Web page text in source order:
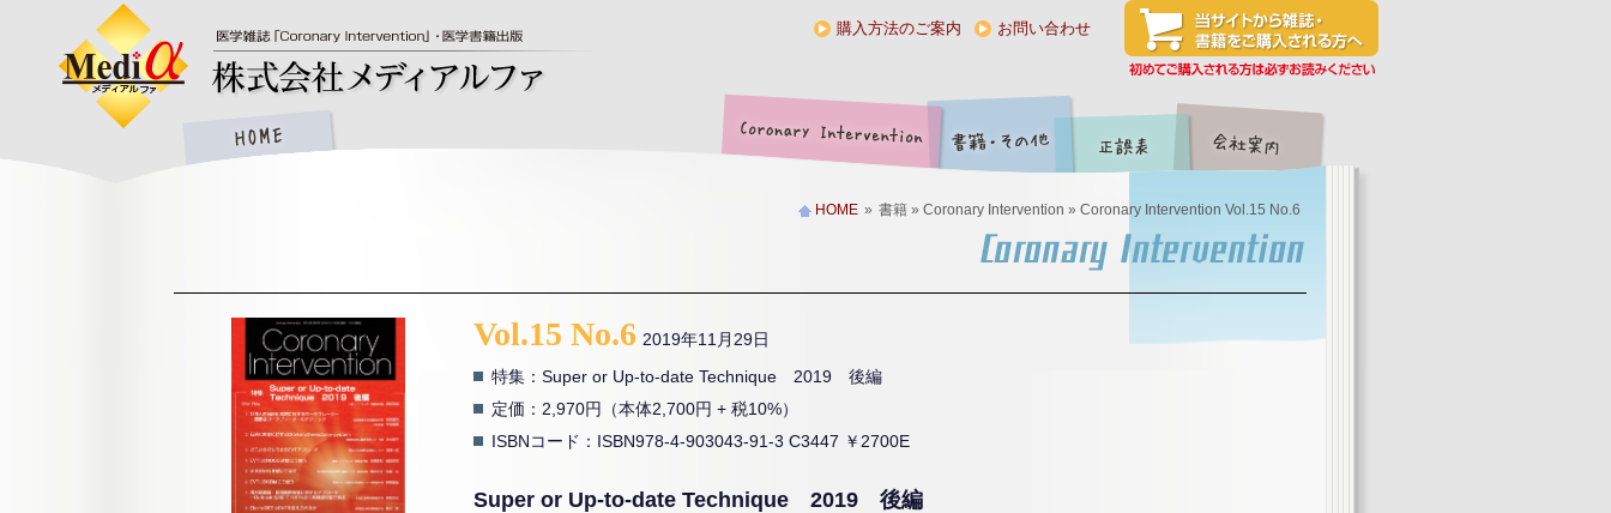
購入方法のご案内 お問い合わせ
HOME » 書籍 » Coronary Intervention » Coronary Intervention Vol.15 No.6
Vol.15 No.6 2019年11月29日
特集：Super or Up-to-date Technique 2019 後編
定価：2,970円（本体2,700円 + 税10%）
ISBNコード：ISBN978-4-903043-91-3 C3447 ￥2700E
Super or Up-to-date Technique 2019 後編